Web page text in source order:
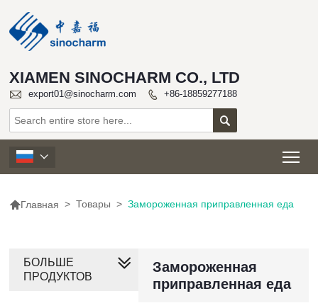
XIAMEN SINOCHARM CO., LTD
 export01@sinocharm.com  +86-18859277188


Главная > Товары > Замороженная приправленная еда
Замороженная
приправленная еда
БОЛЬШЕ
ПРОДУКТОВ